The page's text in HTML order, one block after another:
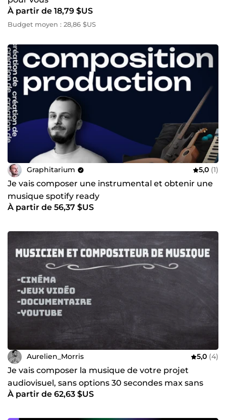
À partir de 18,79 $US
Budget moyen : 28,86 $US
Graphitarium 5,0 (1)
Je vais composer une instrumental et obtenir une
musique spotify ready
À partir de 56,37 $US
Aurelien_Morris 5,0 (4)
Je vais composer la musique de votre projet
audiovisuel, sans options 30 secondes max sans
retouches
À partir de 62,63 $US